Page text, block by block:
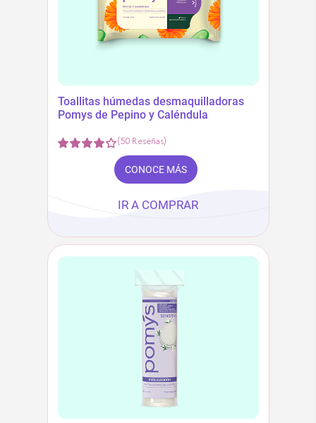
Toallitas húmedas desmaquilladoras
Pomys de Pepino y Caléndula
(50 Reseñas)
CONOCE MÁS
IR A COMPRAR